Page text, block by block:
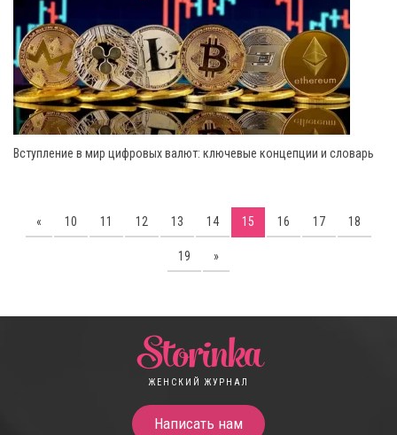
Вступление в мир цифровых валют: ключевые концепции и словарь
« 10 11 12 13 14 15 16 17 18
19 »
Storinka
ЖЕНСКИЙ ЖУРНАЛ
Написать нам